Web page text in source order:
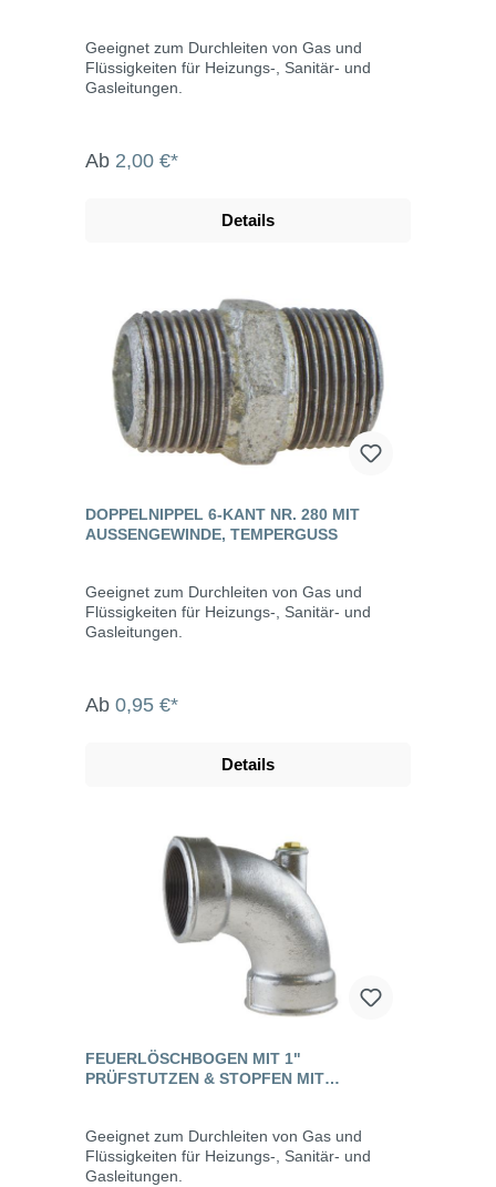
Geeignet zum Durchleiten von Gas und
Flüssigkeiten für Heizungs-, Sanitär- und
Gasleitungen.
Ab 2,00 €*
Details
DOPPELNIPPEL 6-KANT NR. 280 MIT
AUSSENGEWINDE, TEMPERGUSS
Geeignet zum Durchleiten von Gas und
Flüssigkeiten für Heizungs-, Sanitär- und
Gasleitungen.
Ab 0,95 €*
Details
FEUERLÖSCHBOGEN MIT 1"
PRÜFSTUTZEN & STOPFEN MIT
Geeignet zum Durchleiten von Gas und
Flüssigkeiten für Heizungs-, Sanitär- und
Gasleitungen.